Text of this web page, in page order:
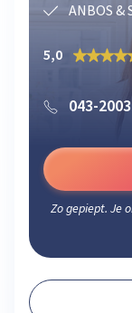
ANBOS
5,0
043-
Zo gepiept. Je